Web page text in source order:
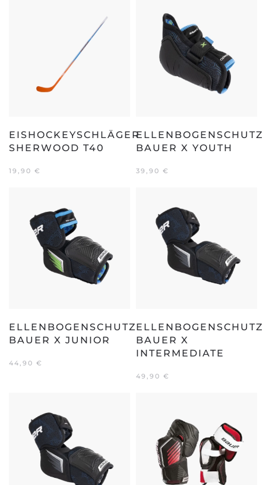
EISHOCKEYSCHLÄGER
SHERWOOD T40
19,90 €
ELLENBOGENSCHUTZ
BAUER X YOUTH
39,90 €
ELLENBOGENSCHUTZ
BAUER X JUNIOR
44,90 €
ELLENBOGENSCHUTZ
BAUER X
INTERMEDIATE
49,90 €